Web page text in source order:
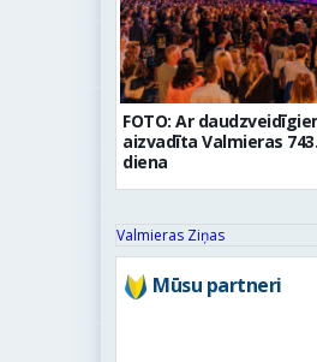
FOTO: Ar
aizvadīta Valmieras
diena
Valmieras Ziņas
Mūsu partneri